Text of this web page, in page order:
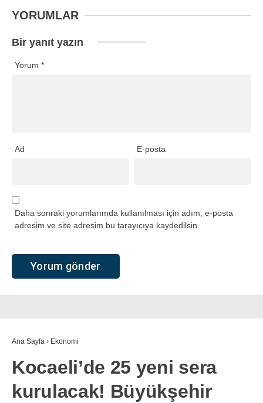
YORUMLAR
Bir yanıt yazın
Yorum *
Ad E-posta
Daha sonraki yorumlarımda kullanılması için adım, e-posta
adresim ve site adresim bu tarayıcıya kaydedilsin.
Ana Sayfa › Ekonomi
Kocaeli’de 25 yeni sera
kurulacak! Büyükşehir